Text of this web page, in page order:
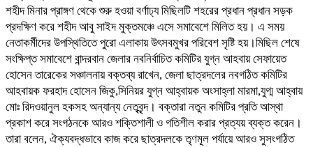
শহীদ মিনার প্রাঙ্গণ থেকে শুরু হওয়া বর্ণাঢ্য মিছিলটি শহরের প্রধান প্রধান সড়ক
প্রদক্ষিণ করে শহীদ আবু সাইদ মুক্তমঞ্চে এসে সমাবেশে মিলিত হয়। এ সময়
নেতাকর্মীদের উপস্থিতিতে পুরো এলাকায় উৎসবমুখর পরিবেশ সৃষ্টি হয়।মিছিল শেষে
সংক্ষিপ্ত সমাবেশে বান্দরবান জেলার নবনির্বাচিত কমিটির যুগ্ন আহবায় সেফায়েত
হোসেন তারেকের সঞ্চালনায় বক্তব্য রাখেন, জেলা ছাত্রদলের নবগঠিত কমিটির
আহবায়ক ফরহাদ হোসেন জিকু,সিনিয়র যুগ্ন আহ্বায়ক অংসাহ্লা মারমা,যুগ্ম আহ্বায়
মোঃ রিদওয়ানুল হকসহ অন্যান্য নেতৃবৃন্দ। বক্তারা নতুন কমিটির প্রতি আস্থা
প্রকাশ করে সংগঠনকে আরও শক্তিশালী ও গতিশীল করার প্রত্যয় ব্যক্ত করেন।
তারা বলেন, ঐক্যবদ্ধভাবে কাজ করে ছাত্রদলকে তৃণমূল পর্যায়ে আরও সুসংগঠিত